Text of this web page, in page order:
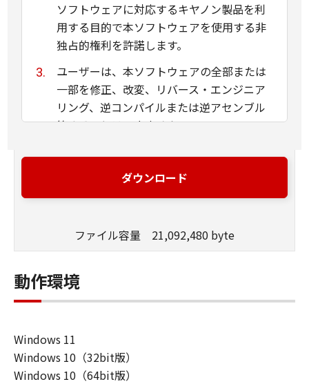
ソフトウェアに対応するキヤノン製品を利
用する目的で本ソフトウェアを使用する非
独占的権利を許諾します。
ユーザーは、本ソフトウェアの全部または
一部を修正、改変、リバース・エンジニア
リング、逆コンパイルまたは逆アセンブル
等することはできません。
ン株式会社およびキヤノンのライセンサー
は、本ソフトウェアがユーザーの特定の目
がないこと、その他本ソフトウェアに関し
キヤノン、キヤノンマーケティングジャパ
ン株式会社およびキヤノンのライセンサー
連して生ずる直接的または間接的な損失、
損害等について、いかなる場合においても
一切の責任を負いません。
ダウンロード
ファイル容量 21,092,480 byte
動作環境
Windows 11
Windows 10（32bit版）
Windows 10（64bit版）